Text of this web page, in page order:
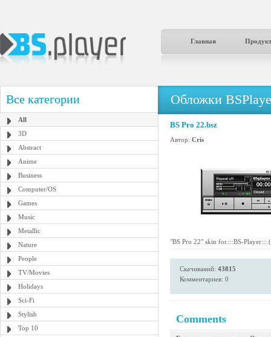
Главная
Все категории
All
3D
Abstract
Anime
Business
Computer/OS
Games
Music
Metallic
Nature
People
TV/Movies
Holidays
Sci-Fi
Stylish
Top 10
Обложки
BS Pro 22.bsz
Автор: Cris
"BS Pro 22" skin for.:::BS-
Скачиваний: 43815
Комментариев: 0
Comments